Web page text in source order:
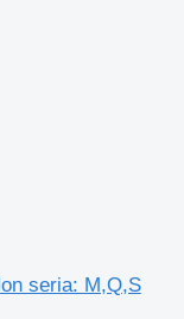
seria: M,Q,S